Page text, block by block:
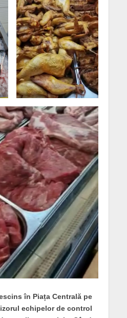
în Piața Centrală pe
echipelor de control